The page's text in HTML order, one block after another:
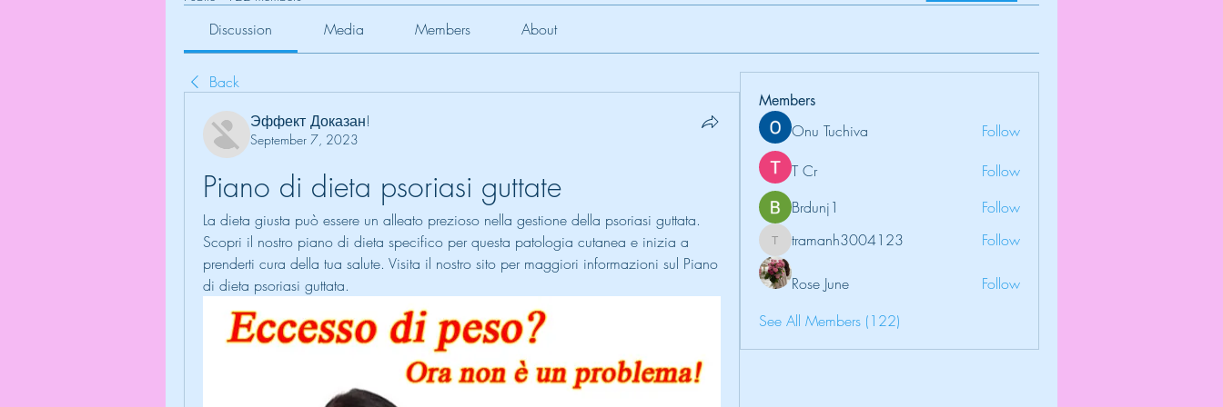
Discussion Media Members About
Back
Эффект Доказан!
September 7, 2023
Piano di dieta psoriasi guttate
La dieta giusta può essere un alleato prezioso nella gestione della psoriasi guttata.
Scopri il nostro piano di dieta specifico per questa patologia cutanea e inizia a
prenderti cura della tua salute. Visita il nostro sito per maggiori informazioni sul Piano
di dieta psoriasi guttata.
Members
Onu Tuchiva
Follow
T Cr
Follow
Brdunj1
Follow
tramanh3004123
tramanh3004123 Follow
Rose June
Follow
See All Members (122)